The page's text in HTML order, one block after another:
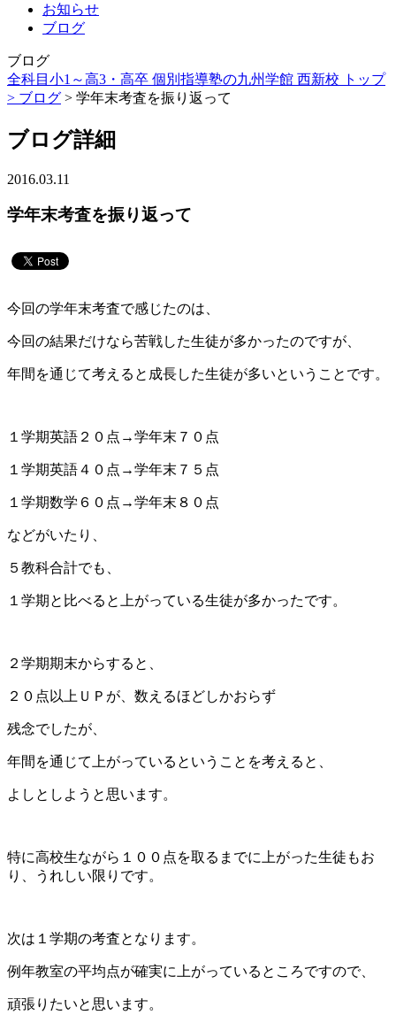
お知らせ
ブログ
ブログ
全科目小1～高3・高卒 個別指導塾の九州学館 西新校 トップ
> ブログ > 学年末考査を振り返って
ブログ詳細
2016.03.11
学年末考査を振り返って
今回の学年末考査で感じたのは、
今回の結果だけなら苦戦した生徒が多かったのですが、
年間を通じて考えると成長した生徒が多いということです。
１学期英語２０点→学年末７０点
１学期英語４０点→学年末７５点
１学期数学６０点→学年末８０点
などがいたり、
５教科合計でも、
１学期と比べると上がっている生徒が多かったです。
２学期期末からすると、
２０点以上ＵＰが、数えるほどしかおらず
残念でしたが、
年間を通じて上がっているということを考えると、
よしとしようと思います。
特に高校生ながら１００点を取るまでに上がった生徒もお
り、うれしい限りです。
次は１学期の考査となります。
例年教室の平均点が確実に上がっているところですので、
頑張りたいと思います。